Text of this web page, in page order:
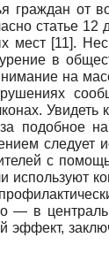
от
статье 12
мест [11].
в
на
Увидеть
подобное
следует
с
— в
эффект,